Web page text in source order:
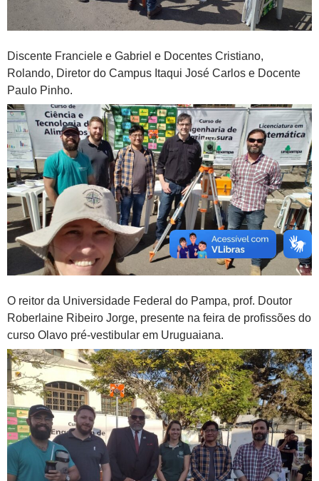
Discente Franciele e Gabriel e Docentes Cristiano,
Rolando, Diretor do Campus Itaqui José Carlos e Docente
Paulo Pinho.
O reitor da Universidade Federal do Pampa, prof. Doutor
Roberlaine Ribeiro Jorge, presente na feira de profissões do
curso Olavo pré-vestibular em Uruguaiana.